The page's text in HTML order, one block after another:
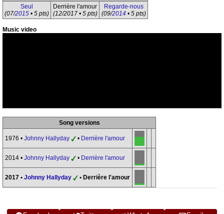
Seul
(07/2015 • 5 pts)
Derrière l'amour
(12/2017 • 5 pts)
Regarde-nous
(09/2014• 5 pts)
Music video
Song versions
1976 • Johnny Hallyday • Derrière l'amour
2014 • Johnny Hallyday • Derrière l'amour
2017 • Johnny Hallyday • Derrière l'amour